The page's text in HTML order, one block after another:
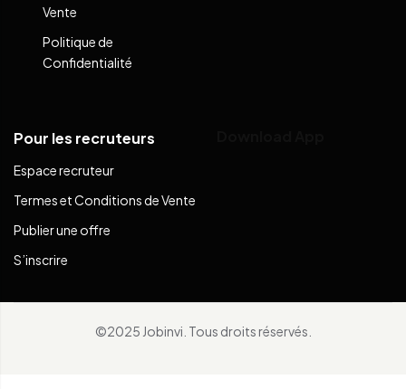
Vente
Politique de
Confidentialité
Pour les recruteurs
Espace recruteur
Termes et Conditions de Vente
Publier une offre
S’inscrire
©2025 Jobinvi. Tous droits réservés.